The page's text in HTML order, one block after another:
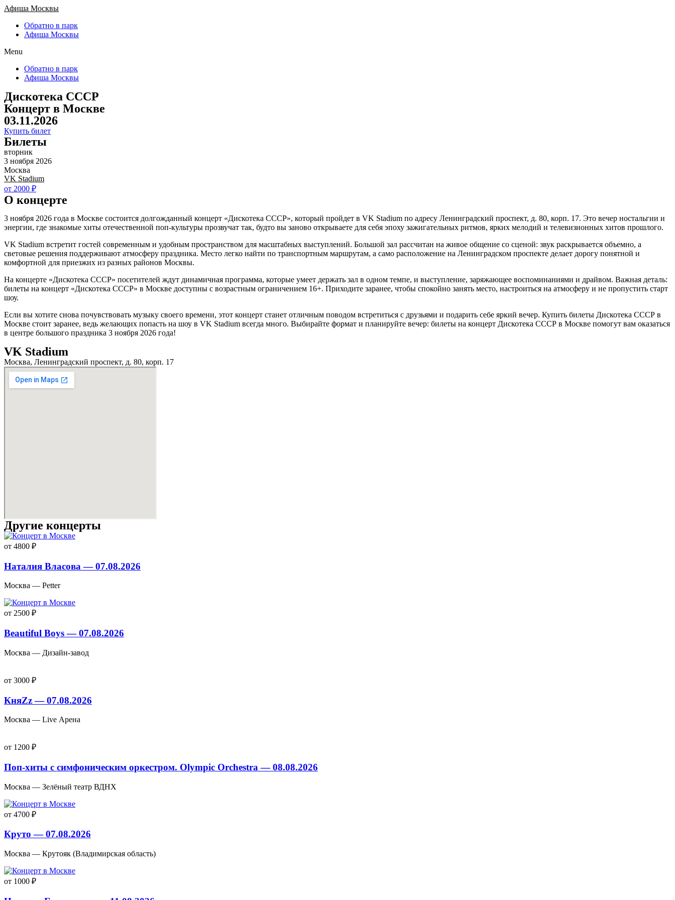
Афиша Москвы
Обратно в парк
Афиша Москвы
Menu
Обратно в парк
Афиша Москвы
Дискотека СССР
Концерт в Москве
03.11.2026
Купить билет
Билеты
вторник
3 ноября 2026
Москва
VK Stadium
от 2000 ₽
О концерте
3 ноября 2026 года в Москве состоится долгожданный концерт «Дискотека СССР», который пройдет в VK Stadium по адресу Ленинградский проспект, д. 80, корп. 17. Это вечер ностальгии и
энергии, где знакомые хиты отечественной поп-культуры прозвучат так, будто вы заново открываете для себя эпоху зажигательных ритмов, ярких мелодий и телевизионных хитов прошлого.
VK Stadium встретит гостей современным и удобным пространством для масштабных выступлений. Большой зал рассчитан на живое общение со сценой: звук раскрывается объемно, а
световые решения поддерживают атмосферу праздника. Место легко найти по транспортным маршрутам, а само расположение на Ленинградском проспекте делает дорогу понятной и
комфортной для приезжих из разных районов Москвы.
На концерте «Дискотека СССР» посетителей ждут динамичная программа, которые умеет держать зал в одном темпе, и выступление, заряжающее воспоминаниями и драйвом. Важная деталь:
билеты на концерт «Дискотека СССР» в Москве доступны с возрастным ограничением 16+. Приходите заранее, чтобы спокойно занять место, настроиться на атмосферу и не пропустить старт
шоу.
Если вы хотите снова почувствовать музыку своего времени, этот концерт станет отличным поводом встретиться с друзьями и подарить себе яркий вечер. Купить билеты Дискотека СССР в
Москве стоит заранее, ведь желающих попасть на шоу в VK Stadium всегда много. Выбирайте формат и планируйте вечер: билеты на концерт Дискотека СССР в Москве помогут вам оказаться
в центре большого праздника 3 ноября 2026 года!
VK Stadium
Москва, Ленинградский проспект, д. 80, корп. 17
Другие концерты
от 4800 ₽
Наталия Власова — 07.08.2026
Москва — Petter
от 2500 ₽
Beautiful Boys — 07.08.2026
Москва — Дизайн-завод
от 3000 ₽
КняZz — 07.08.2026
Москва — Live Арена
от 1200 ₽
Поп-хиты с симфоническим оркестром. Olympic Orchestra — 08.08.2026
Москва — Зелёный театр ВДНХ
от 4700 ₽
Круто — 07.08.2026
Москва — Крутояк (Владимирская область)
от 1000 ₽